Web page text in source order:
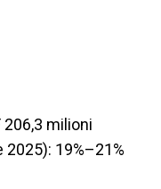
206,3 milioni
2025): 19%–21%